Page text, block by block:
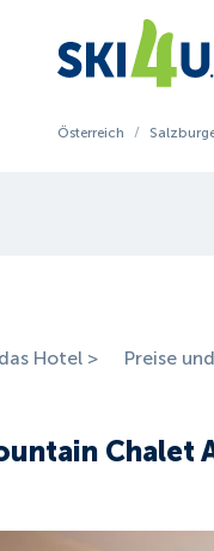
Österreich /
Hotel > Preise
Chalet